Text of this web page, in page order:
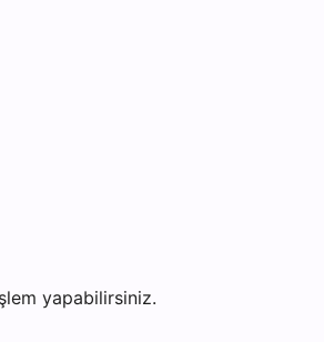
yapabilirsiniz.